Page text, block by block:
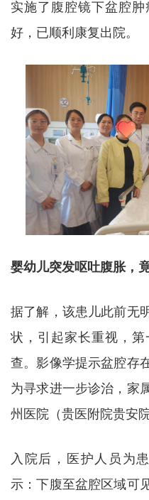
实施了腹腔镜下盆腔
好，已顺利康复出院。
婴幼儿突发呕吐腹胀，
据了解，该患儿此前无
状，引起家长重视，
查。影像学提示盆腔存
为寻求进一步诊治，家
州医院（贵医附院贵安
入院后，医护人员为
示：下腹至盆腔区域可